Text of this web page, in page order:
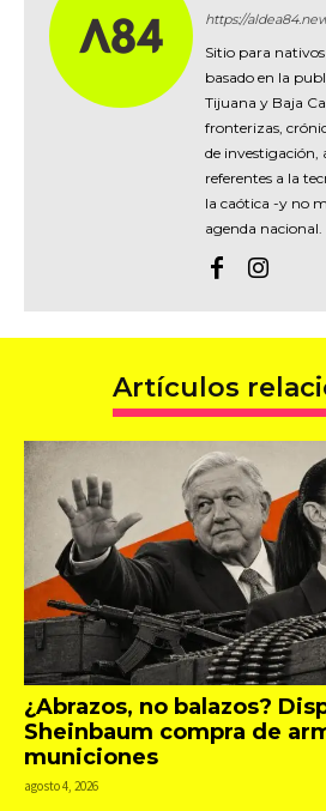
https://
Sitio para
basado en la
Tijuana y Baja
fronterizas,
de investigación,
referentes a la
la caótica -y no
agenda nacional.
Artículos
¿Abrazos, no balazos?
Sheinbaum compra de
municiones
agosto 4, 2026